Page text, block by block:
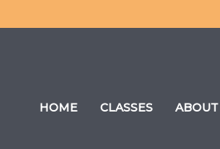
HOME CLASSES ABOUT